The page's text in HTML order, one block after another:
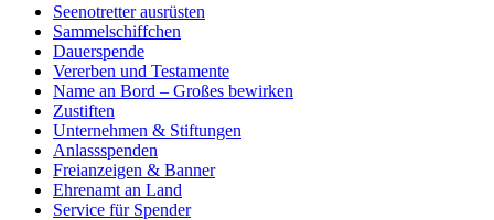
Seenotretter ausrüsten
Sammelschiffchen
Dauerspende
Vererben und Testamente
Name an Bord – Großes bewirken
Zustiften
Unternehmen & Stiftungen
Anlassspenden
Freianzeigen & Banner
Ehrenamt an Land
Service für Spender